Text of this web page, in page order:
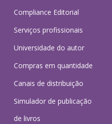
Compliance Editorial
Serviços profissionais
Universidade do autor
Compras em quantidade
Canais de distribuição
Simulador de publicação
de livros